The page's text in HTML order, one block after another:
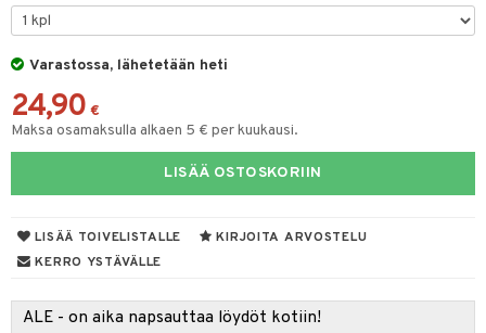
Varastossa, lähetetään heti
24,90 €
Maksa osamaksulla alkaen 5 € per kuukausi.
LISÄÄ OSTOSKORIIN
LISÄÄ TOIVELISTALLE
KIRJOITA ARVOSTELU
KERRO YSTÄVÄLLE
ALE - on aika napsauttaa löydöt kotiin!
Minecraft
Ninjago
Speed Champions
Spidey
Barn
Love